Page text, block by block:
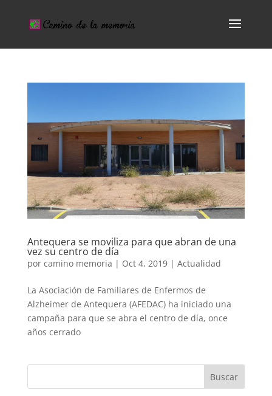
Antequera se moviliza para que abran de una
vez su centro de día
por camino memoria | Oct 4, 2019| Actualidad
La Asociación de Familiares de Enfermos de
Alzheimer de Antequera (AFEDAC) ha iniciado una
campaña para que se abra el centro de día, once
años cerrado